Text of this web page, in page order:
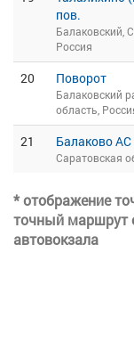
пов.
Балаковский,
Россия
20 Поворот
Балаковский
область,
21 Балаково АС
Саратовская
* отображение
точный маршрут
автовокзала